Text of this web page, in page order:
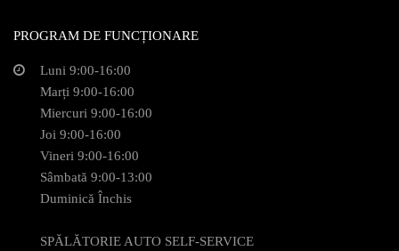
PROGRAM DE FUNCȚIONARE
Luni 9:00-16:00
Marți 9:00-16:00
Miercuri 9:00-16:00
Joi 9:00-16:00
Vineri 9:00-16:00
Sâmbată 9:00-13:00
Duminică Închis
SPĂLĂTORIE AUTO SELF-SERVICE